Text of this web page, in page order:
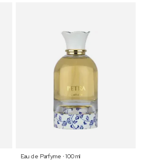
Eau de Parfyme ⋅ 100 ml